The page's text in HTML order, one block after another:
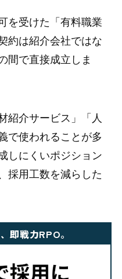
を受けた「有料職業
約は紹介会社ではな
間で直接成立しま
紹介サービス」「人
で使われることが多
しにくいポジション
採用工数を減らした
即戦力RPO。